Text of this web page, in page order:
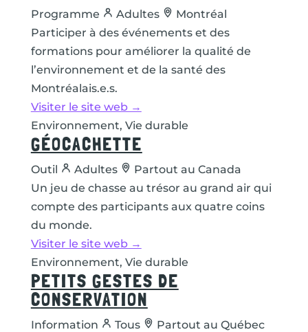
Programme Adultes
Montréal
Participer à des événements et des
formations pour améliorer la qualité de
l’environnement et de la santé des
Montréalais.e.s.
Visiter le site web →
Environnement, Vie durable
GÉOCACHETTE
Outil Adultes
Partout au Canada
Un jeu de chasse au trésor au grand air qui
compte des participants aux quatre coins
du monde.
Visiter le site web →
Environnement, Vie durable
PETITS GESTES DE
CONSERVATION
Information Tous
Partout au Québec